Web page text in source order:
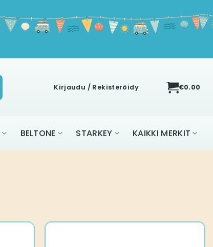
Kirjaudu / Rekisteröidy €0.00
BELTONE STARKEY KAIKKI MERKIT